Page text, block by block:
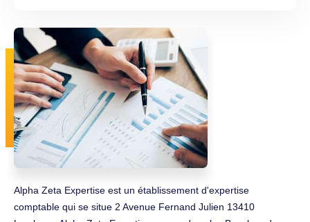
Alpha Zeta Expertise est un établissement d'expertise
comptable qui se situe 2 Avenue Fernand Julien 13410